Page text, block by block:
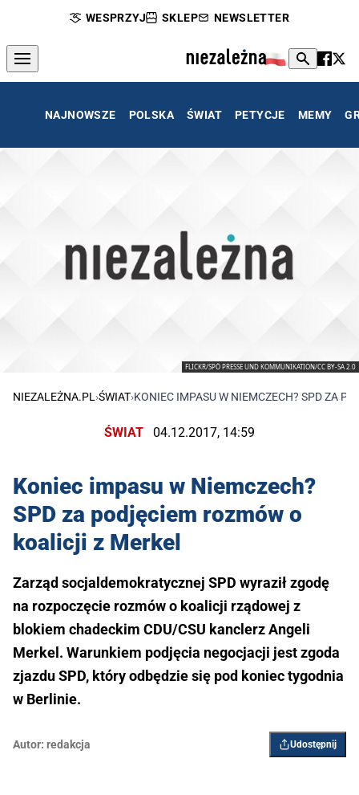
WESPRZYJ SKLEP NEWSLETTER
NAJNOWSZE POLSKA ŚWIAT PETYCJE MEMY
FLICKR/SPÖ PRESSE UND KOMMUNIKATION/CC BY-SA 2.0
NIEZALEŻNA.PL ›ŚWIAT›KONIEC IMPASU W NIEMCZECH? SPD ZA
ŚWIAT 04.12.2017, 14:59
Koniec impasu w Niemczech?
SPD za podjęciem rozmów o
koalicji z Merkel
Zarząd socjaldemokratycznej SPD wyraził zgodę
na rozpoczęcie rozmów o koalicji rządowej z
blokiem chadeckim CDU/CSU kanclerz Angeli
Merkel. Warunkiem podjęcia negocjacji jest zgoda
zjazdu SPD, który odbędzie się pod koniec tygodnia
w Berlinie.
Autor: redakcja Udostępnij